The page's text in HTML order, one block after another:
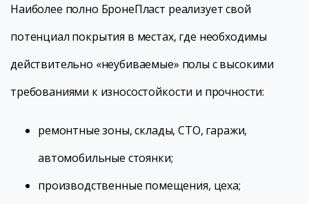
Наиболее полно БронеПласт реализует свой
потенциал покрытия в местах, где необходимы
действительно «неубиваемые» полы с высокими
требованиями к износостойкости и прочности:
ремонтные зоны, склады, СТО, гаражи,
автомобильные стоянки;
производственные помещения, цеха;